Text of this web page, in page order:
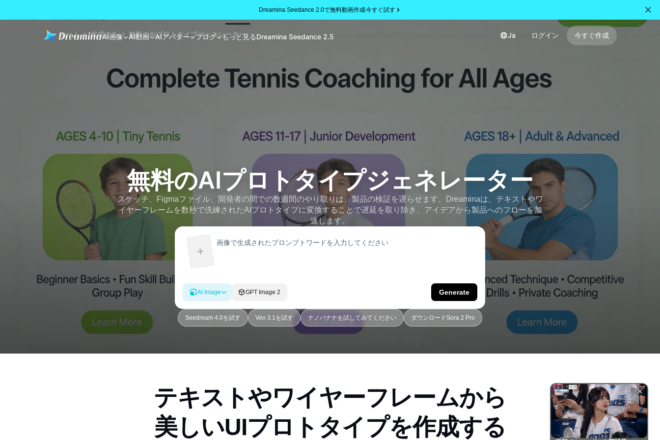
Dreamina Seedance 2.0で無料動画作成今すぐ試す
AI画像 AI動画 AIアバター ブログ もっと見るDreamina Seedance 2.5 Ja ログイン 今すぐ作成
ホーム 作成する 無料のAIプロトタイプジェネレーター
無料のAIプロトタイプジェネレーター
スケッチ、Figmaファイル、開発者の間での数週間のやり取りは、製品の検証を遅らせます。Dreaminaは、テキストやワ
イヤーフレームを数秒で洗練されたAIプロトタイプに変換することで遅延を取り除き、アイデアから製品へのフローを加
速します。
AI Image GPT Image 2 Generate
Seedream 4.0を試す Veo 3.1を試す ナノバナナを試してみてください ダウンロードSora 2 Pro
テキストやワイヤーフレームから
美しいUIプロトタイプを作成する